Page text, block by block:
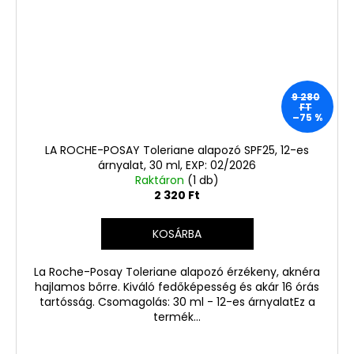
9 280
FT
–75 %
LA ROCHE-POSAY Toleriane alapozó SPF25, 12-es
árnyalat, 30 ml, EXP: 02/2026
Raktáron (1 db)
2 320 Ft
KOSÁRBA
La Roche-Posay Toleriane alapozó érzékeny, aknéra
hajlamos bőrre. Kiváló fedőképesség és akár 16 órás
tartósság. Csomagolás: 30 ml - 12-es árnyalatEz a
termék...